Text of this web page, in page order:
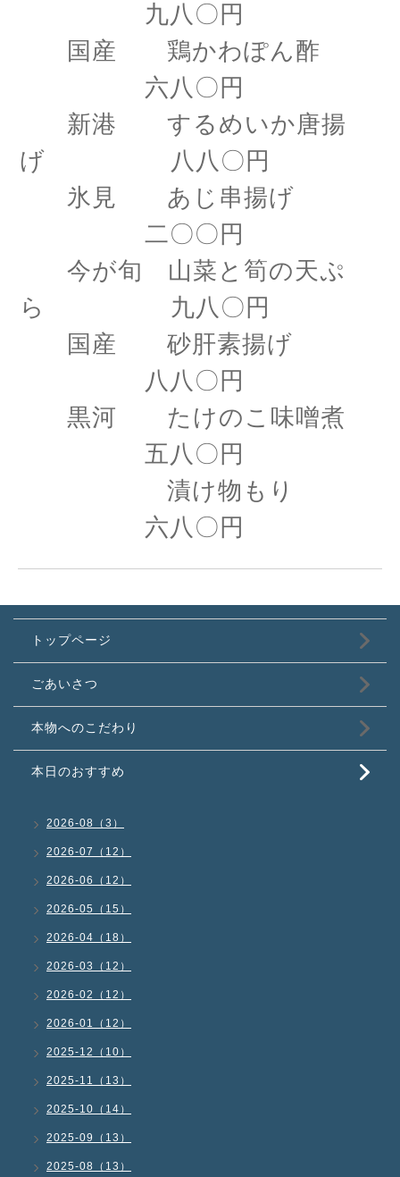
九八〇円
国産 鶏かわぽん酢
六八〇円
新港 するめいか唐揚
げ 八八〇円
氷見 あじ串揚げ
二〇〇円
今が旬 山菜と筍の天ぷ
ら 九八〇円
国産 砂肝素揚げ
八八〇円
黒河 たけのこ味噌煮
五八〇円
漬け物もり
六八〇円
トップページ
ごあいさつ
本物へのこだわり
本日のおすすめ
2026-08（3）
2026-07（12）
2026-06（12）
2026-05（15）
2026-04（18）
2026-03（12）
2026-02（12）
2026-01（12）
2025-12（10）
2025-11（13）
2025-10（14）
2025-09（13）
2025-08（13）